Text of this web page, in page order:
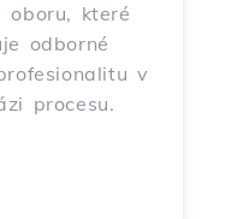
oboru, které
odborné
v
procesu.